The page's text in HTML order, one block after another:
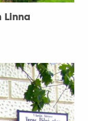
Linna